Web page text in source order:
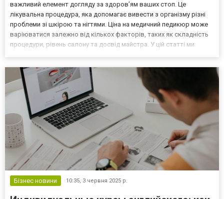
важливий елемент догляду за здоров’ям ваших стоп. Це
лікувальна процедура, яка допомагає вивести з організму різні
проблеми зі шкірою та нігтями. Ціна на медичний педикюр може
варіюватися залежно від кількох факторів, таких як складність
процедури, рівень салону та досвід майстра. У цій статті ми
Бізнес новини 10:35, 3 червня 2025 р.